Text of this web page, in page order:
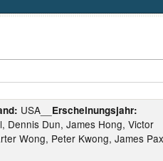
USA__ Erscheinungsjahr:
Dennis Dun, James Hong, Victor
Wong, Peter Kwong, James